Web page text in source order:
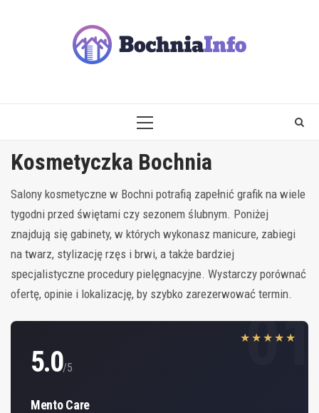
PRIMARY
Kosmetyczka Bochnia
Salony kosmetyczne w Bochni potrafią zapełnić grafik na wiele
tygodni przed świętami czy sezonem ślubnym. Poniżej
znajdują się gabinety, w których wykonasz manicure, zabiegi
na twarz, stylizację rzęs i brwi, a także bardziej
specjalistyczne procedury pielęgnacyjne. Wystarczy porównać
ofertę, opinie i lokalizację, by szybko zarezerwować termin.
01
★★★★★
5.0/5
Mento Care